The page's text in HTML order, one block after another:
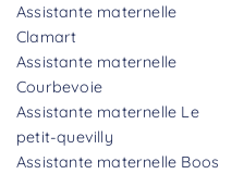
Assistante maternelle
Clamart
Assistante maternelle
Courbevoie
Assistante maternelle Le
petit-quevilly
Assistante maternelle Boos